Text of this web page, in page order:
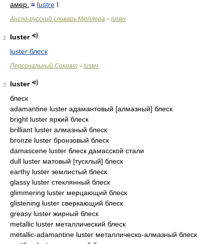
амер. = lustre Ⅰ
Англо-русский словарь Мюллера > luster
2
luster
luster блеск
Персональный Сократ > luster
3
luster
блеск
adamantine luster адамантовый [алмазный] блеск
bright luster яркий блеск
brilliant luster алмазный блеск
bronze luster бронзовый блеск
damascene luster блеск дамасской стали
dull luster матовый [тусклый] блеск
earthy luster землистый блеск
glassy luster стеклянный блеск
glimmering luster мерцающий блеск
glistening luster сверкающий блеск
greasy luster жирный блеск
metallic luster металлический блеск
metallic-adamantine luster металлическо-алмазный блеск